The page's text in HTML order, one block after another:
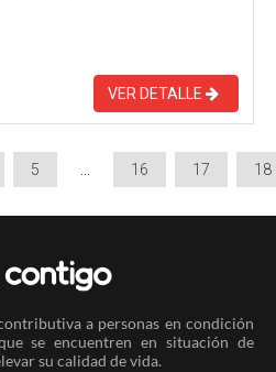
VER DETALLE
5 16 17 18
a personas en condición
se encuentren en situación de
su calidad de vida.